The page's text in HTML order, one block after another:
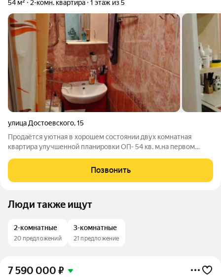
54 м² 2-комн. квартира 1 этаж из 5
улица Достоевского,15
Продаётся уютная в хорошем состоянии двух комнатная
квартира улучшенной планировки ОП- 54 кв. м.на первом
Достоевского, д. 15. Комнаты изолированные-17+14 кв. м.
Просторная кухня-8.5 кв. м.Санузел
Позвонить
Люди также ищут
2-комнатные
20 предложений
3-комнатные
21 предложение
7 590 000 ₽